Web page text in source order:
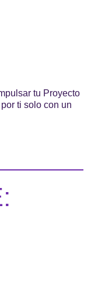
tu Proyecto
ti solo con un